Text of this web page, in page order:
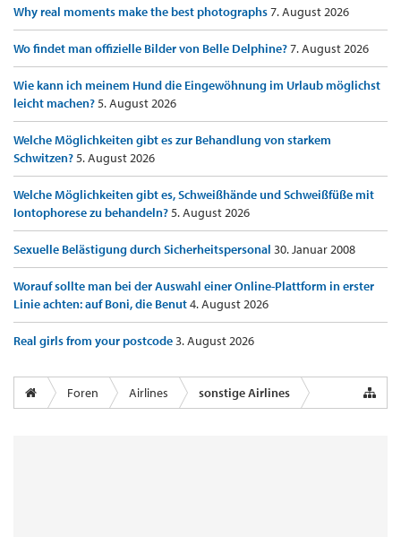
Why real moments make the best photographs7. August 2026
Wo findet man offizielle Bilder von Belle Delphine?7. August 2026
Wie kann ich meinem Hund die Eingewöhnung im Urlaub möglichst
leicht machen?5. August 2026
Welche Möglichkeiten gibt es zur Behandlung von starkem
Schwitzen?5. August 2026
Welche Möglichkeiten gibt es, Schweißhände und Schweißfüße mit
Iontophorese zu behandeln?5. August 2026
Sexuelle Belästigung durch Sicherheitspersonal 30. Januar 2008
Worauf sollte man bei der Auswahl einer Online-Plattform in erster
Linie achten: auf Boni, die Benut4. August 2026
Real girls from your postcode3. August 2026
Foren Airlines sonstige Airlines